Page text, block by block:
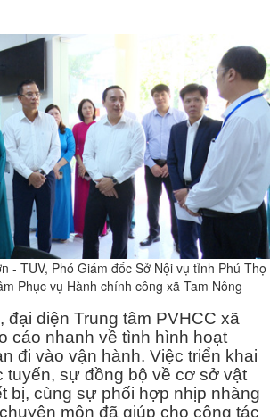
- TUV, Phó Giám đốc Sở Nội vụ tỉnh Phú Thọ
Phục vụ Hành chính công xã Tam Nông
đại diện Trung tâm PVHCC xã
cáo nhanh về tình hình hoạt
đi vào vận hành. Việc triển khai
tuyến, sự đồng bộ về cơ sở vật
bị, cùng sự phối hợp nhịp nhàng
môn đã giúp cho công tác